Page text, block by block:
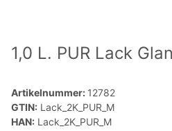
1,0 L. PUR Lack
Artikelnummer: 12782
GTIN: Lack_2K_PUR_M
HAN: Lack_2K_PUR_M